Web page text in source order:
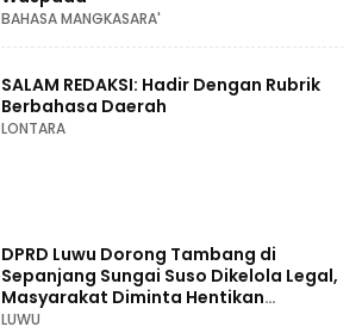
BAHASA MANGKASARA'
SALAM REDAKSI: Hadir Dengan Rubrik
Berbahasa Daerah
LONTARA
DPRD Luwu Dorong Tambang di
Sepanjang Sungai Suso Dikelola Legal,
Masyarakat Diminta Hentikan
Aktivitas Ilegal
LUWU